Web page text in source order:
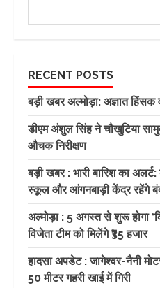
RECENT POSTS
बड़ी खबर अल्मोड़ा: अज्ञात
डीएम अंशुल सिंह ने चौखुटिया
औचक निरीक्षण
बड़ी खबर : भारी बारिश का
स्कूल और आंगनबाड़ी केंद्र रहेंगे
अल्मोड़ा : 5 अगस्त से शुरू होगा
विजेता टीम को मिलेंगे ₹35 हजार
हादसा अपडेट : जागेश्वर-नैनी
50 मीटर गहरी खाई में गिरी